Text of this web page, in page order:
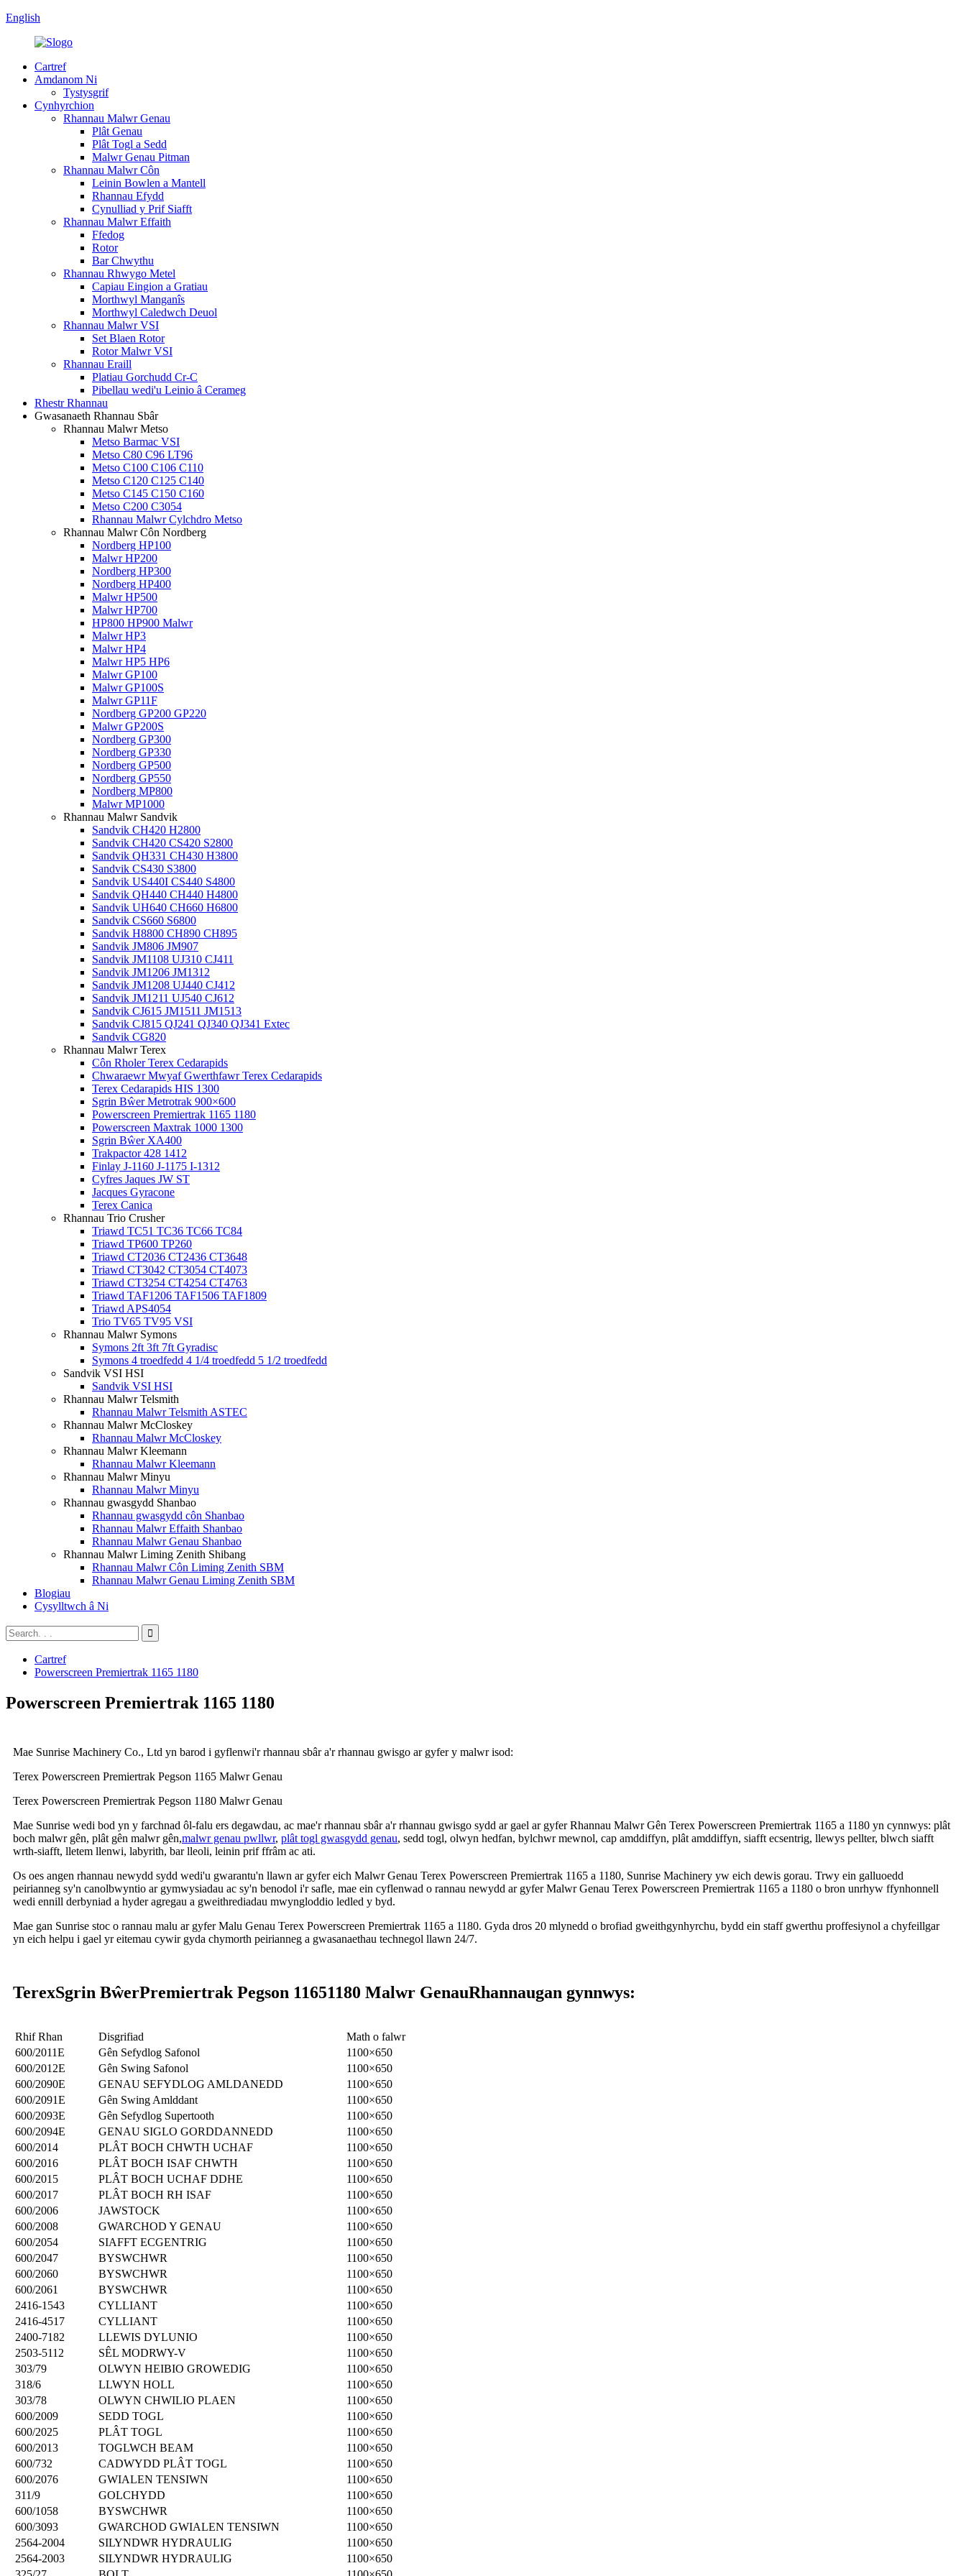
English
Cartref
Amdanom Ni
Tystysgrif
Cynhyrchion
Rhannau Malwr Genau
Plât Genau
Plât Togl a Sedd
Malwr Genau Pitman
Rhannau Malwr Côn
Leinin Bowlen a Mantell
Rhannau Efydd
Cynulliad y Prif Siafft
Rhannau Malwr Effaith
Ffedog
Rotor
Bar Chwythu
Rhannau Rhwygo Metel
Capiau Eingion a Gratiau
Morthwyl Manganîs
Morthwyl Caledwch Deuol
Rhannau Malwr VSI
Set Blaen Rotor
Rotor Malwr VSI
Rhannau Eraill
Platiau Gorchudd Cr-C
Pibellau wedi'u Leinio â Cerameg
Rhestr Rhannau
Gwasanaeth Rhannau Sbâr
Rhannau Malwr Metso
Metso Barmac VSI
Metso C80 C96 LT96
Metso C100 C106 C110
Metso C120 C125 C140
Metso C145 C150 C160
Metso C200 C3054
Rhannau Malwr Cylchdro Metso
Rhannau Malwr Côn Nordberg
Nordberg HP100
Malwr HP200
Nordberg HP300
Nordberg HP400
Malwr HP500
Malwr HP700
HP800 HP900 Malwr
Malwr HP3
Malwr HP4
Malwr HP5 HP6
Malwr GP100
Malwr GP100S
Malwr GP11F
Nordberg GP200 GP220
Malwr GP200S
Nordberg GP300
Nordberg GP330
Nordberg GP500
Nordberg GP550
Nordberg MP800
Malwr MP1000
Rhannau Malwr Sandvik
Sandvik CH420 H2800
Sandvik CH420 CS420 S2800
Sandvik QH331 CH430 H3800
Sandvik CS430 S3800
Sandvik US440I CS440 S4800
Sandvik QH440 CH440 H4800
Sandvik UH640 CH660 H6800
Sandvik CS660 S6800
Sandvik H8800 CH890 CH895
Sandvik JM806 JM907
Sandvik JM1108 UJ310 CJ411
Sandvik JM1206 JM1312
Sandvik JM1208 UJ440 CJ412
Sandvik JM1211 UJ540 CJ612
Sandvik CJ615 JM1511 JM1513
Sandvik CJ815 QJ241 QJ340 QJ341 Extec
Sandvik CG820
Rhannau Malwr Terex
Côn Rholer Terex Cedarapids
Chwaraewr Mwyaf Gwerthfawr Terex Cedarapids
Terex Cedarapids HIS 1300
Sgrin Bŵer Metrotrak 900×600
Powerscreen Premiertrak 1165 1180
Powerscreen Maxtrak 1000 1300
Sgrin Bŵer XA400
Trakpactor 428 1412
Finlay J-1160 J-1175 I-1312
Cyfres Jaques JW ST
Jacques Gyracone
Terex Canica
Rhannau Trio Crusher
Triawd TC51 TC36 TC66 TC84
Triawd TP600 TP260
Triawd CT2036 CT2436 CT3648
Triawd CT3042 CT3054 CT4073
Triawd CT3254 CT4254 CT4763
Triawd TAF1206 TAF1506 TAF1809
Triawd APS4054
Trio TV65 TV95 VSI
Rhannau Malwr Symons
Symons 2ft 3ft 7ft Gyradisc
Symons 4 troedfedd 4 1/4 troedfedd 5 1/2 troedfedd
Sandvik VSI HSI
Sandvik VSI HSI
Rhannau Malwr Telsmith
Rhannau Malwr Telsmith ASTEC
Rhannau Malwr McCloskey
Rhannau Malwr McCloskey
Rhannau Malwr Kleemann
Rhannau Malwr Kleemann
Rhannau Malwr Minyu
Rhannau Malwr Minyu
Rhannau gwasgydd Shanbao
Rhannau gwasgydd côn Shanbao
Rhannau Malwr Effaith Shanbao
Rhannau Malwr Genau Shanbao
Rhannau Malwr Liming Zenith Shibang
Rhannau Malwr Côn Liming Zenith SBM
Rhannau Malwr Genau Liming Zenith SBM
Blogiau
Cysylltwch â Ni
Cartref
Powerscreen Premiertrak 1165 1180
Powerscreen Premiertrak 1165 1180
Mae Sunrise Machinery Co., Ltd yn barod i gyflenwi'r rhannau sbâr a'r rhannau gwisgo ar gyfer y malwr isod:
Terex Powerscreen Premiertrak Pegson 1165 Malwr Genau
Terex Powerscreen Premiertrak Pegson 1180 Malwr Genau
Mae Sunrise wedi bod yn y farchnad ôl-falu ers degawdau, ac mae'r rhannau sbâr a'r rhannau gwisgo sydd ar gael ar gyfer Rhannau Malwr Gên Terex Powerscreen Premiertrak 1165 a 1180 yn cynnwys: plât
boch malwr gên, plât gên malwr gên,malwr genau pwllwr, plât togl gwasgydd genau, sedd togl, olwyn hedfan, bylchwr mewnol, cap amddiffyn, plât amddiffyn, siafft ecsentrig, llewys pellter, blwch siafft
wrth-siafft, lletem llenwi, labyrith, bar lleoli, leinin prif ffrâm ac ati.
Os oes angen rhannau newydd sydd wedi'u gwarantu'n llawn ar gyfer eich Malwr Genau Terex Powerscreen Premiertrak 1165 a 1180, Sunrise Machinery yw eich dewis gorau. Trwy ein galluoedd
peirianneg sy'n canolbwyntio ar gymwysiadau ac sy'n benodol i'r safle, mae ein cyflenwad o rannau newydd ar gyfer Malwr Genau Terex Powerscreen Premiertrak 1165 a 1180 o bron unrhyw ffynhonnell
wedi ennill derbyniad a hyder agregau a gweithrediadau mwyngloddio ledled y byd.
Mae gan Sunrise stoc o rannau malu ar gyfer Malu Genau Terex Powerscreen Premiertrak 1165 a 1180. Gyda dros 20 mlynedd o brofiad gweithgynhyrchu, bydd ein staff gwerthu proffesiynol a chyfeillgar
yn eich helpu i gael yr eitemau cywir gyda chymorth peirianneg a gwasanaethau technegol llawn 24/7.
TerexSgrin BŵerPremiertrak Pegson 11651180 Malwr GenauRhannaugan gynnwys:
Rhif Rhan Disgrifiad
Math o falwr
600/2011E
Gên Sefydlog Safonol
1100×650
600/2012E
Gên Swing Safonol
1100×650
600/2090E
GENAU SEFYDLOG AMLDANEDD
1100×650
600/2091E
Gên Swing Amlddant
1100×650
600/2093E
Gên Sefydlog Supertooth
1100×650
600/2094E
GENAU SIGLO GORDDANNEDD
1100×650
600/2014
PLÂT BOCH CHWTH UCHAF
1100×650
600/2016
PLÂT BOCH ISAF CHWTH
1100×650
600/2015
PLÂT BOCH UCHAF DDHE
1100×650
600/2017
PLÂT BOCH RH ISAF
1100×650
600/2006
JAWSTOCK
1100×650
600/2008
GWARCHOD Y GENAU
1100×650
600/2054
SIAFFT ECGENTRIG
1100×650
600/2047
BYSWCHWR
1100×650
600/2060
BYSWCHWR
1100×650
600/2061
BYSWCHWR
1100×650
2416-1543
CYLLIANT
1100×650
2416-4517
CYLLIANT
1100×650
2400-7182
LLEWIS DYLUNIO
1100×650
2503-5112
SÊL MODRWY-V
1100×650
303/79
OLWYN HEIBIO GROWEDIG
1100×650
318/6
LLWYN HOLL
1100×650
303/78
OLWYN CHWILIO PLAEN
1100×650
600/2009
SEDD TOGL
1100×650
600/2025
PLÂT TOGL
1100×650
600/2013
TOGLWCH BEAM
1100×650
600/732
CADWYDD PLÂT TOGL
1100×650
600/2076
GWIALEN TENSIWN
1100×650
311/9
GOLCHYDD
1100×650
600/1058
BYSWCHWR
1100×650
600/3093
GWARCHOD GWIALEN TENSIWN
1100×650
2564-2004
SILYNDWR HYDRAULIG
1100×650
2564-2003
SILYNDWR HYDRAULIG
1100×650